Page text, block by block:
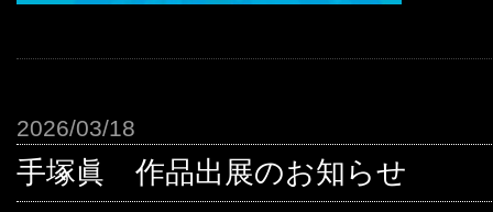
2026/03/18
手塚眞 作品出展のお知らせ